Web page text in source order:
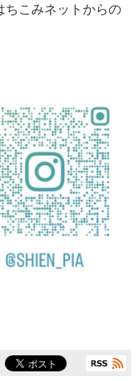
ちこみネットからの